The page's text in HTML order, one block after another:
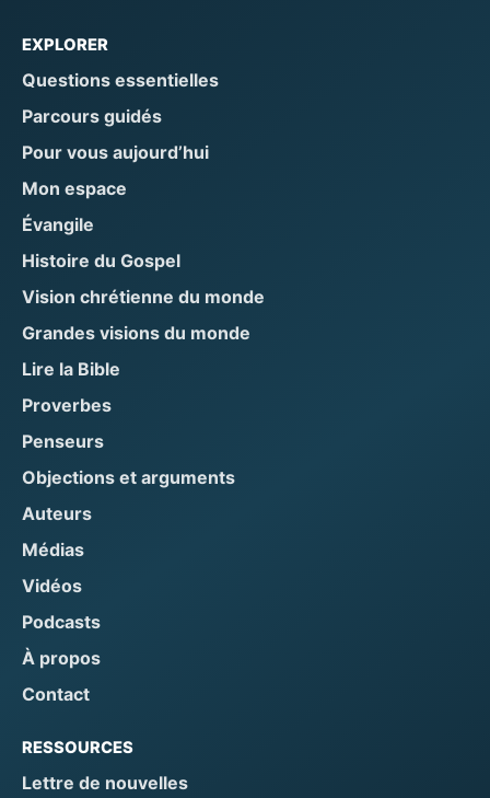
EXPLORER
Questions essentielles
Parcours guidés
Pour vous aujourd’hui
Mon espace
Évangile
Histoire du Gospel
Vision chrétienne du monde
Grandes visions du monde
Lire la Bible
Proverbes
Penseurs
Objections et arguments
Auteurs
Médias
Vidéos
Podcasts
À propos
Contact
RESSOURCES
Lettre de nouvelles